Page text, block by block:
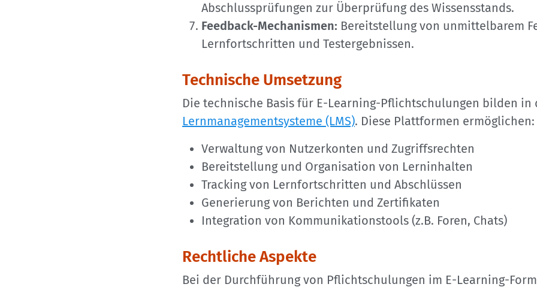
Abschlussprüfungen zur Überprüfung des Wissensstands.
Feedback-Mechanismen: Bereitstellung von unmittelbarem
Lernfortschritten und Testergebnissen.
Technische Umsetzung
Die technische Basis für E-Learning-Pflichtschulungen bilden in
Lernmanagementsysteme (LMS). Diese Plattformen ermöglichen:
Verwaltung von Nutzerkonten und Zugriffsrechten
Bereitstellung und Organisation von Lerninhalten
Tracking von Lernfortschritten und Abschlüssen
Generierung von Berichten und Zertifikaten
Integration von Kommunikationstools (z.B. Foren, Chats)
Rechtliche Aspekte
Bei der Durchführung von Pflichtschulungen im E-Learning-